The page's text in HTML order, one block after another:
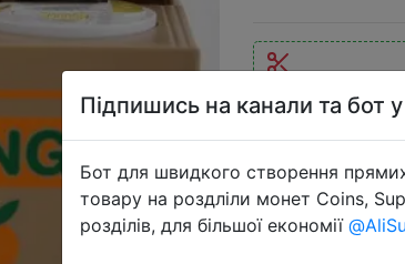
Підпишись на канали та бот
Бот для швидкого створення
товару на роздліли монет Coins,
розділів, для більшої економії